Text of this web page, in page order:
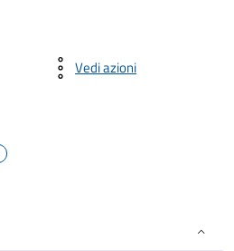
Vedi azioni